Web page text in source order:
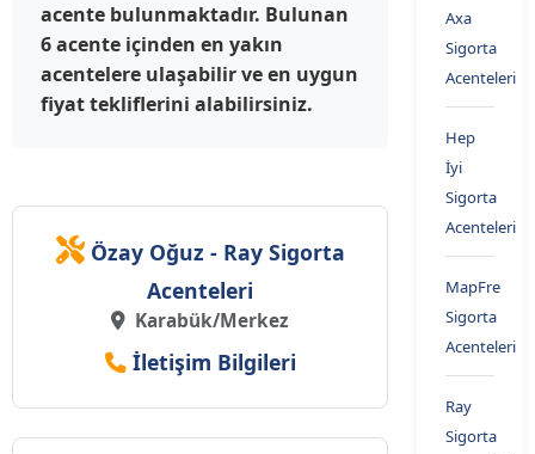
acente bulunmaktadır. Bulunan
6 acente içinden en yakın
acentelere ulaşabilir ve en uygun
fiyat tekliflerini alabilirsiniz.
Özay Oğuz - Ray Sigorta
Acenteleri
Karabük/Merkez
İletişim Bilgileri
Axa
Sigorta
Acenteleri
Hep
İyi
Sigorta
Acenteleri
MapFre
Sigorta
Acenteleri
Ray
Sigorta